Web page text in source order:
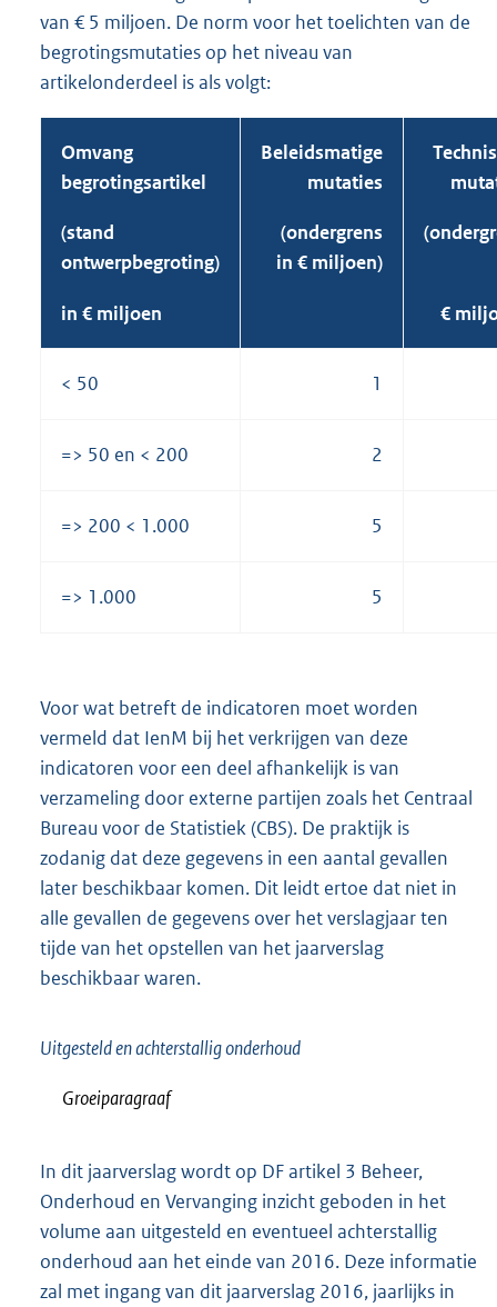
van € 5 miljoen. De norm voor het toelichten van de
begrotingsmutaties op het niveau van
artikelonderdeel is als volgt:
Omvang
begrotingsartikel
(stand
ontwerpbegroting)
in € miljoen
Beleidsmatige
mutaties
(ondergrens
in € miljoen)
€
< 50 1
=> 50 en < 200 2
=> 200 < 1.000 5
=> 1.000 5
Voor wat betreft de indicatoren moet worden
vermeld dat IenM bij het verkrijgen van deze
indicatoren voor een deel afhankelijk is van
verzameling door externe partijen zoals het Centraal
Bureau voor de Statistiek (CBS). De praktijk is
zodanig dat deze gegevens in een aantal gevallen
later beschikbaar komen. Dit leidt ertoe dat niet in
alle gevallen de gegevens over het verslagjaar ten
tijde van het opstellen van het jaarverslag
beschikbaar waren.
Uitgesteld en achterstallig onderhoud
Groeiparagraaf
In dit jaarverslag wordt op DF artikel 3 Beheer,
Onderhoud en Vervanging inzicht geboden in het
volume aan uitgesteld en eventueel achterstallig
onderhoud aan het einde van 2016. Deze informatie
zal met ingang van dit jaarverslag 2016, jaarlijks in